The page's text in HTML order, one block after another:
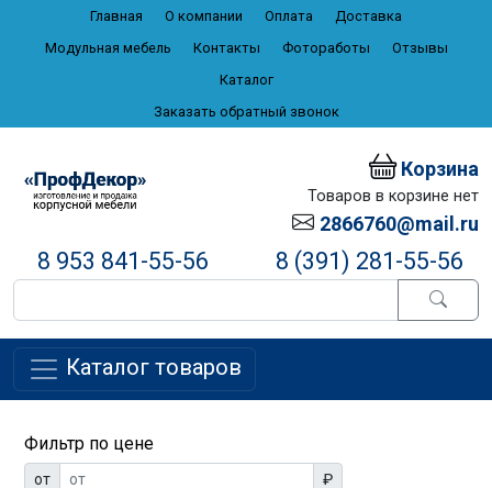
Главная О компании Оплата
Доставка
Модульная мебель
Контакты Фотоработы
Отзывы
Каталог
Заказать обратный звонок
8 953 841-55-56 8 (391) 281-55-56
Корзина
Товаров в корзине нет
2866760@mail.ru
Каталог товаров
Фильтр по цене
от ₽